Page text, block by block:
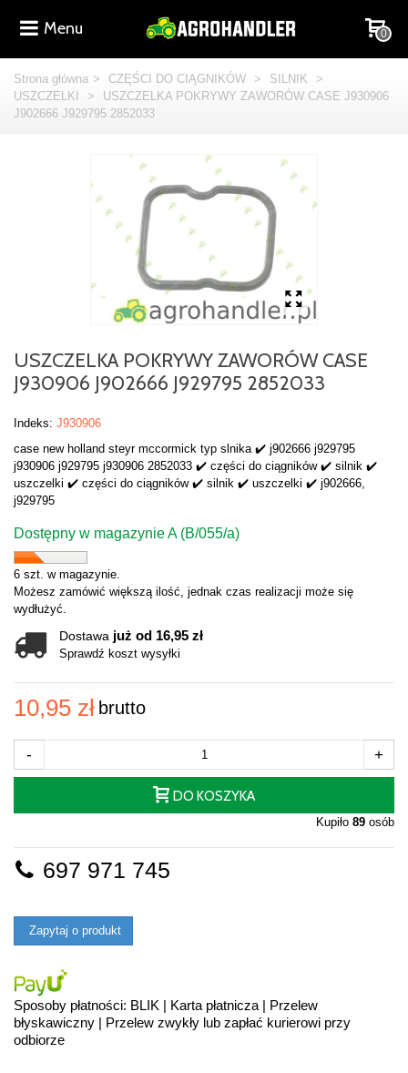
Menu 0
Strona główna > CZĘŚCI DO CIĄGNIKÓW > SILNIK
>
USZCZELKI
>
USZCZELKA POKRYWY ZAWORÓW CASE J930906
J902666 J929795 2852033
USZCZELKA POKRYWY ZAWORÓW CASE
J930906 J902666 J929795 2852033
Indeks: J930906
case new holland steyr mccormick typ slnika ✔️ j902666 j929795
j930906 j929795 j930906 2852033 ✔️ części do ciągników ✔️ silnik ✔️
uszczelki ✔️ części do ciągników ✔️ silnik ✔️ uszczelki ✔️ j902666,
j929795
Dostępny w magazynie A (B/055/a)
6 szt. w magazynie.
Możesz zamówić większą ilość, jednak czas realizacji może się
wydłużyć.
Dostawa już od 16,95 zł
Sprawdź koszt wysyłki
10,95 zł brutto
- +
DO KOSZYKA
Kupiło 89 osób
697 971 745
Zapytaj o produkt
Sposoby płatności: BLIK | Karta płatnicza | Przelew
błyskawiczny | Przelew zwykły lub zapłać kurierowi przy
odbiorze